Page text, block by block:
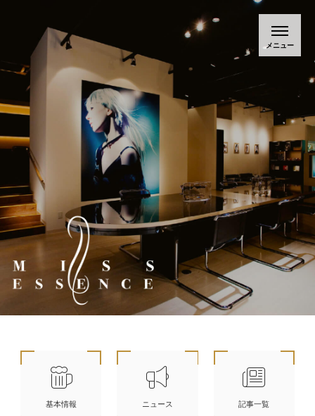
ブロッサは、 名古屋・久屋大通と桜通が交差する一角にある
緑豊かな街並みと一体化した商業施設です。
基本情報 ニュース 記事一覧